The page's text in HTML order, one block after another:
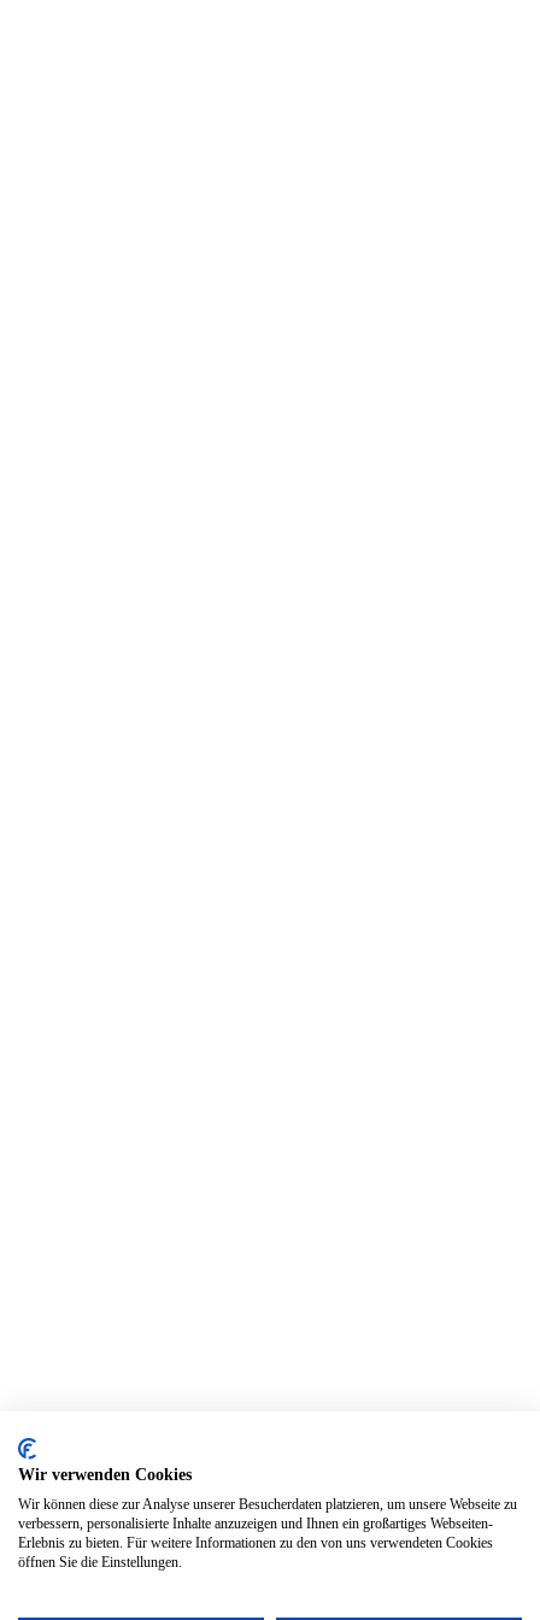
Wir verwenden Cookies
Wir können diese zur Analyse unserer Besucherdaten platzieren, um unsere Webseite zu
verbessern, personalisierte Inhalte anzuzeigen und Ihnen ein großartiges Webseiten-
Erlebnis zu bieten. Für weitere Informationen zu den von uns verwendeten Cookies
öffnen Sie die Einstellungen.